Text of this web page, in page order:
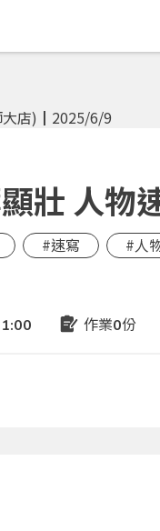
壯 人
#速寫 #人
作業0份